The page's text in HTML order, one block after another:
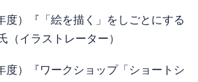
度）『「絵を描く」をしごとにする
イラストレーター）
度）『ワークショップ「ショートシ